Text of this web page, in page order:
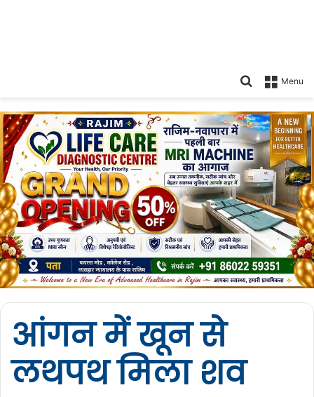
Menu
Search
आंगन में खून से
लथपथ मिला शव